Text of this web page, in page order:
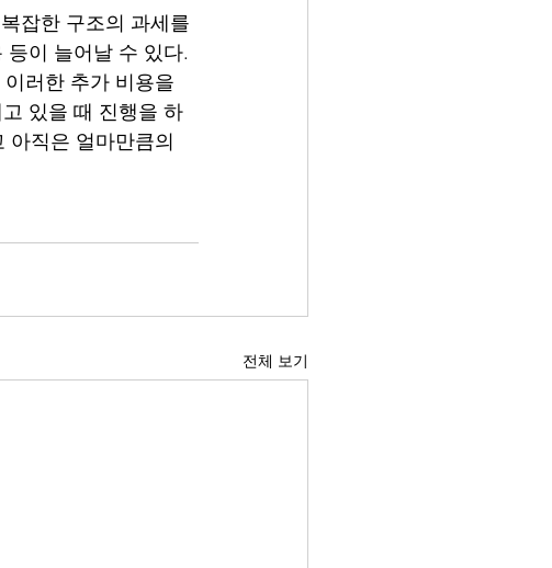
잡한 구조의 과세를
이 늘어날 수 있다.
러한 추가 비용을
있을 때 진행을 하
아직은 얼마만큼의
전체 보기